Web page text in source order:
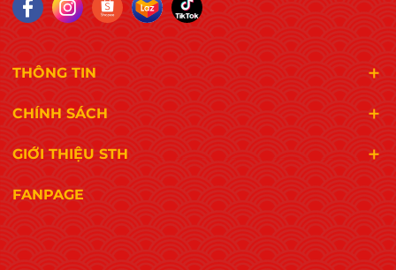
THÔNG TIN
CHÍNH SÁCH
GIỚI THIỆU STH
FANPAGE